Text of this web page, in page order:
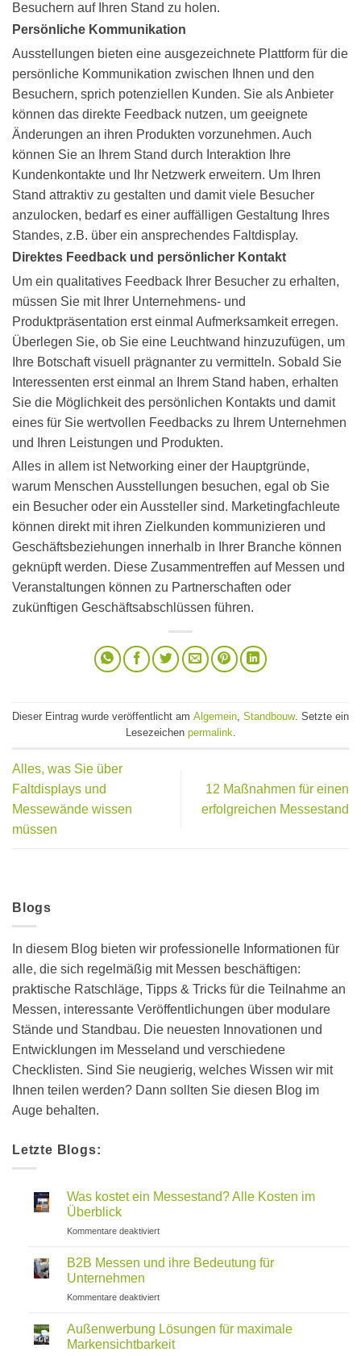
Besuchern auf Ihren Stand zu holen.
Persönliche Kommunikation
Ausstellungen bieten eine ausgezeichnete Plattform für die
persönliche Kommunikation zwischen Ihnen und den
Besuchern, sprich potenziellen Kunden. Sie als Anbieter
können das direkte Feedback nutzen, um geeignete
Änderungen an ihren Produkten vorzunehmen. Auch
können Sie an Ihrem Stand durch Interaktion Ihre
Kundenkontakte und Ihr Netzwerk erweitern. Um Ihren
Stand attraktiv zu gestalten und damit viele Besucher
anzulocken, bedarf es einer auffälligen Gestaltung Ihres
Standes, z.B. über ein ansprechendes Faltdisplay.
Direktes Feedback und persönlicher Kontakt
Um ein qualitatives Feedback Ihrer Besucher zu erhalten,
müssen Sie mit Ihrer Unternehmens- und
Produktpräsentation erst einmal Aufmerksamkeit erregen.
Überlegen Sie, ob Sie eine Leuchtwand hinzuzufügen, um
Ihre Botschaft visuell prägnanter zu vermitteln. Sobald Sie
Interessenten erst einmal an Ihrem Stand haben, erhalten
Sie die Möglichkeit des persönlichen Kontakts und damit
eines für Sie wertvollen Feedbacks zu Ihrem Unternehmen
und Ihren Leistungen und Produkten.
Alles in allem ist Networking einer der Hauptgründe,
warum Menschen Ausstellungen besuchen, egal ob Sie
ein Besucher oder ein Aussteller sind. Marketingfachleute
können direkt mit ihren Zielkunden kommunizieren und
Geschäftsbeziehungen innerhalb in Ihrer Branche können
geknüpft werden. Diese Zusammentreffen auf Messen und
Veranstaltungen können zu Partnerschaften oder
zukünftigen Geschäftsabschlüssen führen.
Dieser Eintrag wurde veröffentlicht am Algemein Standbouw. Setzte ein
Lesezeichen permalink
Alles, was Sie über
Faltdisplays und
Messewände wissen
müssen
12 Maßnahmen für einen
erfolgreichen Messestand
Blogs
In diesem Blog bieten wir professionelle Informationen für
alle, die sich regelmäßig mit Messen beschäftigen:
praktische Ratschläge, Tipps & Tricks für die Teilnahme an
Messen, interessante Veröffentlichungen über modulare
Stände und Standbau. Die neuesten Innovationen und
Entwicklungen im Messeland und verschiedene
Checklisten. Sind Sie neugierig, welches Wissen wir mit
Ihnen teilen werden? Dann sollten Sie diesen Blog im
Auge behalten.
Letzte Blogs:
Was kostet ein Messestand? Alle Kosten im
Überblick
Kommentare deaktiviertfür
kostet
Alle
im
Überblick
B2B Messen und ihre Bedeutung für
Unternehmen
Kommentare deaktiviertfür
Messen
und
ihre
Außenwerbung Lösungen für maximale
Markensichtbarkeit